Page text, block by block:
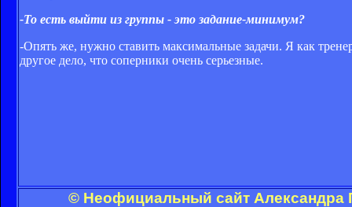
-То есть выйти из группы - это задание-минимум?
-Опять же, нужно ставить максимальные задачи. Я как
другое дело, что соперники очень серьезные.
© Неофициальный сайт Александра